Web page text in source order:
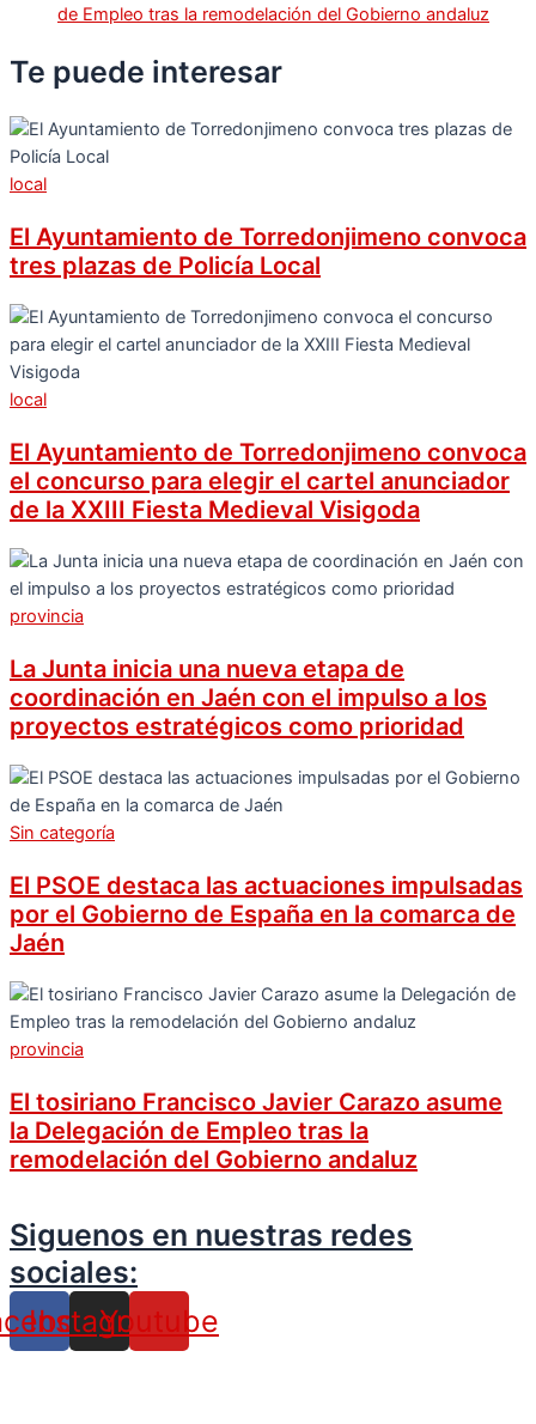
de Empleo tras la remodelación del Gobierno andaluz
Te puede interesar
local
El Ayuntamiento de Torredonjimeno convoca
tres plazas de Policía Local
local
El Ayuntamiento de Torredonjimeno convoca
el concurso para elegir el cartel anunciador
de la XXIII Fiesta Medieval Visigoda
provincia
La Junta inicia una nueva etapa de
coordinación en Jaén con el impulso a los
proyectos estratégicos como prioridad
Sin categoría
El PSOE destaca las actuaciones impulsadas
por el Gobierno de España en la comarca de
Jaén
provincia
El tosiriano Francisco Javier Carazo asume
la Delegación de Empleo tras la
remodelación del Gobierno andaluz
Siguenos en nuestras redes
sociales:
Instagram
Youtube